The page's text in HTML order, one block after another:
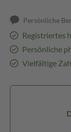
Persönliche
Registriertes
Persönliche
Vielfältige